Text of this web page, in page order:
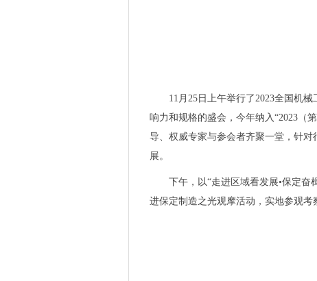
成果丰硕！高频科技参展2023北
伪智能、弱交互、难互通...智能
锚定精准护肤 AMIRO觅光以创新
海目星LAS激光辅助快速烧结技
降本增效成半导体穿越周期重要
11月25日上午举行了2023全国机
响力和规格的盛会，今年纳入“2023（
导、权威专家与参会者齐聚一堂，针
展。
下午，以“走进区域看发展•保定奋
进保定制造之光观摩活动，实地参观考